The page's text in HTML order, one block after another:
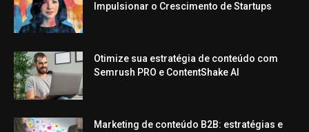
Impulsionar o Crescimento de Startups
Otimize sua estratégia de conteúdo com
Semrush PRO e ContentShake AI
Marketing de conteúdo B2B: estratégias e